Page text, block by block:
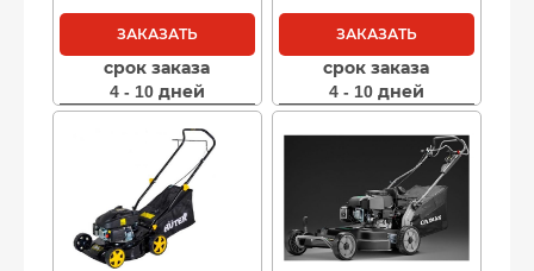
ЗАКАЗАТЬ
срок заказа
4 - 10 дней
ЗАКАЗАТЬ
срок заказа
4 - 10 дней